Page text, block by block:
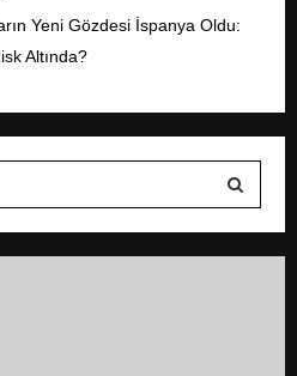
Yeni Gözdesi İspanya Oldu:
Altında?
S